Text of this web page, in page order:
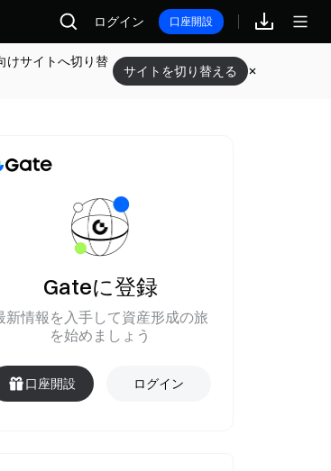
ログイン 口座開設
けサイトへ切り替
サイトを切り替える
Gateに登録
新情報を入手して資産形成の旅
を始めましょう
口座開設 ログイン